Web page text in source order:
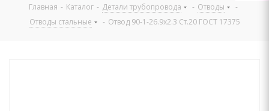
Главная - Каталог - Детали трубопровода - Отводы
-
Отводы стальные
- Отвод 90-1-26.9х2.3 Ст.20 ГОСТ 17375